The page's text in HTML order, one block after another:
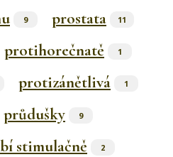
9 prostata 11
protihorečnatě 1
protizánětlivá 1
průdušky 9
stimulačně 2